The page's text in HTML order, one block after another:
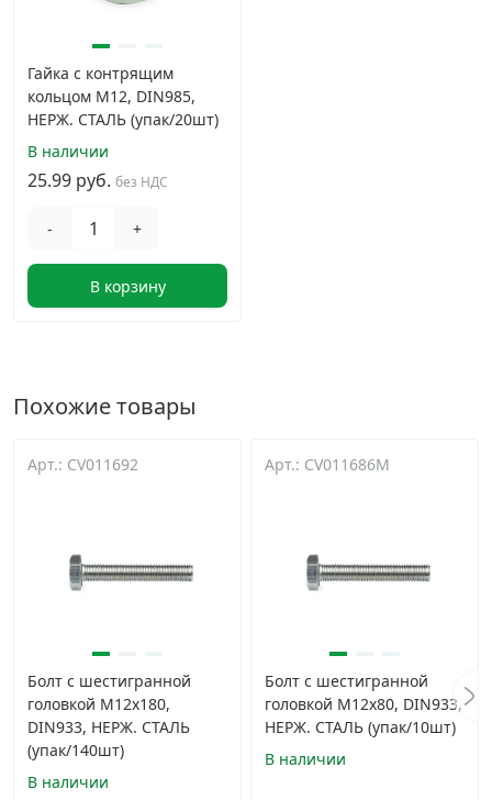
Гайка с контрящим
кольцом М12, DIN985,
НЕРЖ. СТАЛЬ (упак/20шт)
В наличии
25.99 руб. без НДС
- +
В корзину
Похожие товары
Арт.: CV011692
Болт с шестигранной
головкой M12х180,
DIN933, НЕРЖ. СТАЛЬ
(упак/140шт)
В наличии
Арт.: CV011686M
Болт с шестигранной
головкой M12х80, DIN933,
НЕРЖ. СТАЛЬ (упак/10шт)
В наличии